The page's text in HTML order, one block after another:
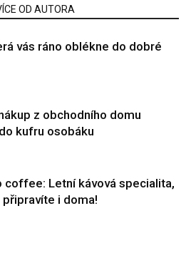
OD AUTORA
vás ráno oblékne do dobré
z obchodního domu
kufru osobáku
Letní kávová specialita,
i doma!